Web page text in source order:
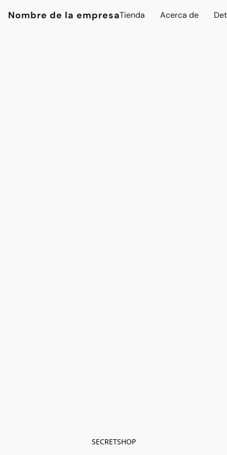
Nombre de la empresaTienda Acerca de
SECRETSHOP